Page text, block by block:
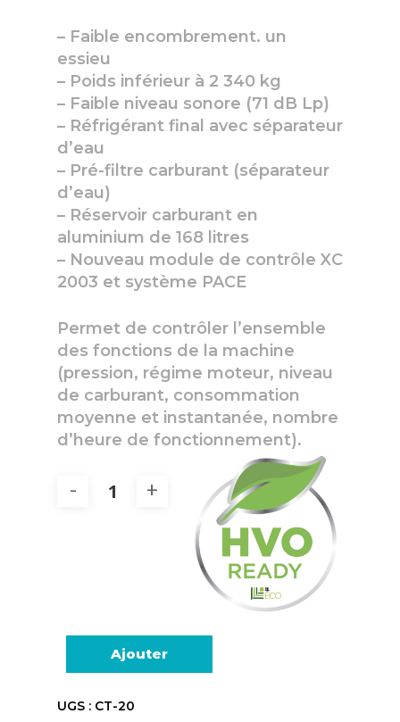
– Faible encombrement. un
essieu
– Poids inférieur à 2 340 kg
– Faible niveau sonore (71 dB Lp)
– Réfrigérant final avec séparateur
d’eau
– Pré-filtre carburant (séparateur
d’eau)
– Réservoir carburant en
aluminium de 168 litres
– Nouveau module de contrôle XC
2003 et système PACE
Permet de contrôler l’ensemble
des fonctions de la machine
(pression, régime moteur, niveau
de carburant, consommation
moyenne et instantanée, nombre
d’heure de fonctionnement).
Ajouter
UGS : CT-20